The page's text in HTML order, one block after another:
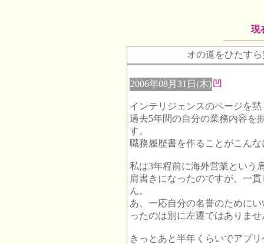
現
オの道をひたす
2006年08月31日(木) 凹
インテリジェンスのページを
過去5年間の自分の業務内容を
す。
職務履歴書を作ることがこん
私は3年程前に海外営業という
肩書きになったのですが、一
ん。
あ、一応自分の名誉のために
ったのは別に左遷ではありま
きっとあと半年くらいでアプ